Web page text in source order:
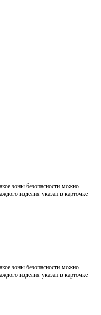
зоны безопасности можно
изделия указан в карточке
зоны безопасности можно
изделия указан в карточке